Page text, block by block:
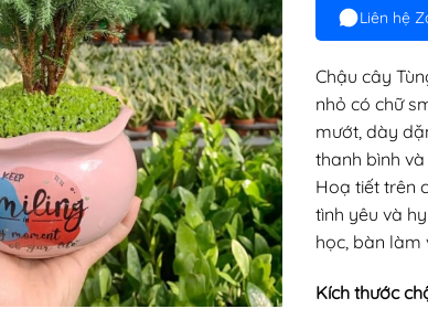
Liên hệ
Chậu cây
nhỏ có chữ
mướt, dày
thanh bình
Hoạ tiết trên
tình yêu và
học, bàn làm
Kích thước